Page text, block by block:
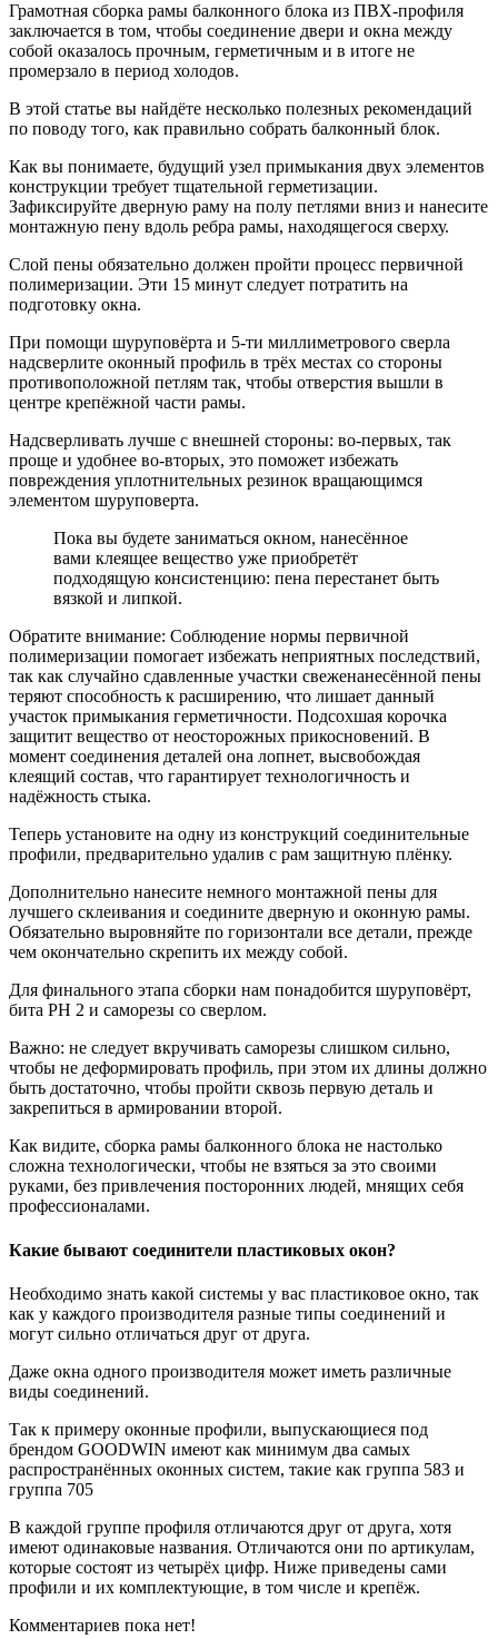
Грамотная сборка рамы балконного блока из ПВХ-профиля
заключается в том, чтобы соединение двери и окна между
собой оказалось прочным, герметичным и в итоге не
промерзало в период холодов.
В этой статье вы найдёте несколько полезных рекомендаций
по поводу того, как правильно собрать балконный блок.
Как вы понимаете, будущий узел примыкания двух элементов
конструкции требует тщательной герметизации.
Зафиксируйте дверную раму на полу петлями вниз и нанесите
монтажную пену вдоль ребра рамы, находящегося сверху.
Слой пены обязательно должен пройти процесс первичной
полимеризации. Эти 15 минут следует потратить на
подготовку окна.
При помощи шуруповёрта и 5-ти миллиметрового сверла
надсверлите оконный профиль в трёх местах со стороны
противоположной петлям так, чтобы отверстия вышли в
центре крепёжной части рамы.
Надсверливать лучше с внешней стороны: во-первых, так
проще и удобнее во-вторых, это поможет избежать
повреждения уплотнительных резинок вращающимся
элементом шуруповерта.
Пока вы будете заниматься окном, нанесённое
вами клеящее вещество уже приобретёт
подходящую консистенцию: пена перестанет быть
вязкой и липкой.
Обратите внимание: Соблюдение нормы первичной
полимеризации помогает избежать неприятных последствий,
так как случайно сдавленные участки свеженанесённой пены
теряют способность к расширению, что лишает данный
участок примыкания герметичности. Подсохшая корочка
защитит вещество от неосторожных прикосновений. В
момент соединения деталей она лопнет, высвобождая
клеящий состав, что гарантирует технологичность и
надёжность стыка.
Теперь установите на одну из конструкций соединительные
профили, предварительно удалив с рам защитную плёнку.
Дополнительно нанесите немного монтажной пены для
лучшего склеивания и соедините дверную и оконную рамы.
Обязательно выровняйте по горизонтали все детали, прежде
чем окончательно скрепить их между собой.
Для финального этапа сборки нам понадобится шуруповёрт,
бита РН 2 и саморезы со сверлом.
Важно: не следует вкручивать саморезы слишком сильно,
чтобы не деформировать профиль, при этом их длины должно
быть достаточно, чтобы пройти сквозь первую деталь и
закрепиться в армировании второй.
Как видите, сборка рамы балконного блока не настолько
сложна технологически, чтобы не взяться за это своими
руками, без привлечения посторонних людей, мнящих себя
профессионалами.
Какие бывают соединители пластиковых окон?
Необходимо знать какой системы у вас пластиковое окно, так
как у каждого производителя разные типы соединений и
могут сильно отличаться друг от друга.
Даже окна одного производителя может иметь различные
виды соединений.
Так к примеру оконные профили, выпускающиеся под
брендом GOODWIN имеют как минимум два самых
распространённых оконных систем, такие как группа 583 и
группа 705
В каждой группе профиля отличаются друг от друга, хотя
имеют одинаковые названия. Отличаются они по артикулам,
которые состоят из четырёх цифр. Ниже приведены сами
профили и их комплектующие, в том числе и крепёж.
Комментариев пока нет!